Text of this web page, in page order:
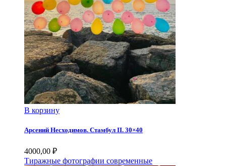
В корзину
Арсений Несходимов. Стамбул II. 30×40
4000,00 ₽
Тиражные фотографии современные